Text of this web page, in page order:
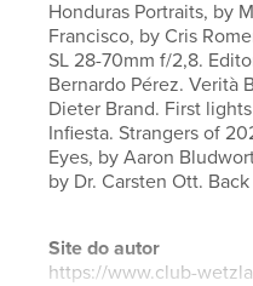
Honduras Portraits, by
Francisco, by Cris
SL 28-70mm f/2,8.
Bernardo Pérez. Verità
Dieter Brand. First
Infiesta. Strangers of
Eyes, by Aaron
by Dr. Carsten Ott.
Site do autor
https://www.club-